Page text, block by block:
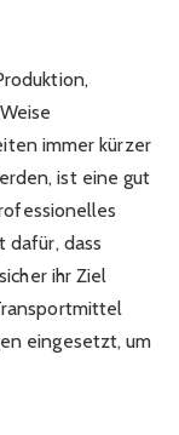
immer kürzer
ist eine gut
dafür, dass
ihr Ziel
eingesetzt, um